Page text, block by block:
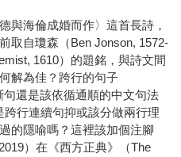
與海倫成婚而作〉這首長詩，
取自瓊森（Ben Jonson, 1572-
1610）的題銘，與詩文間
解為佳？跨行的句子
句還是該依循通順的中文句法
行連續句抑或該分做兩行理
的隱喻嗎？這裡該加個注腳
）在《西方正典》（The